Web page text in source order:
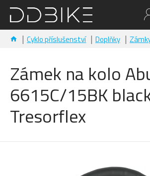
Cyklo příslušenství Doplňky
Zámek na kolo
6615C/15BK
Tresorflex